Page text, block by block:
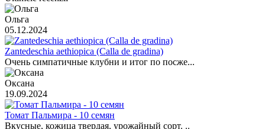
Ольга
05.12.2024
Zantedeschia aethiopica (Calla de gradina)
Очень симпатичные клубни и итог по посже...
Оксана
19.09.2024
Томат Пальмира - 10 семян
Вкусные, кожица твердая, урожайный сорт. ..